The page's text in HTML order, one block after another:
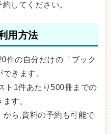
してください。
用方法
件の自分だけの「ブック
きます。
ト1件あたり500冊までの
す。
ら,資料の予約も可能で